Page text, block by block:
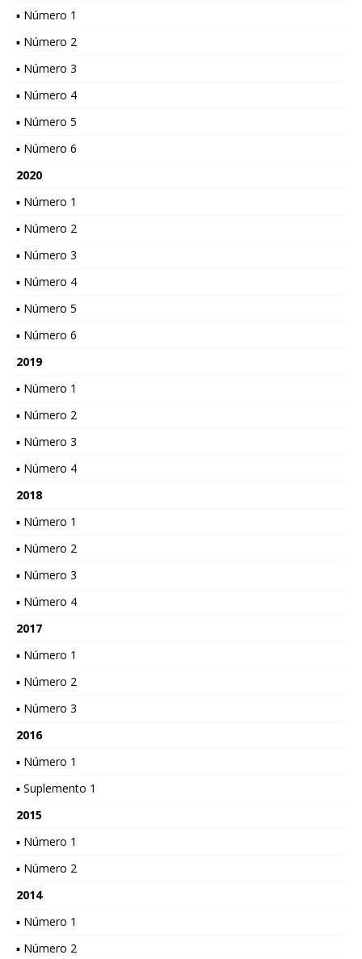
▪ Número 1
▪ Número 2
▪ Número 3
▪ Número 4
▪ Número 5
▪ Número 6
2020
▪ Número 1
▪ Número 2
▪ Número 3
▪ Número 4
▪ Número 5
▪ Número 6
2019
▪ Número 1
▪ Número 2
▪ Número 3
▪ Número 4
2018
▪ Número 1
▪ Número 2
▪ Número 3
▪ Número 4
2017
▪ Número 1
▪ Número 2
▪ Número 3
2016
▪ Número 1
▪ Suplemento 1
2015
▪ Número 1
▪ Número 2
2014
▪ Número 1
▪ Número 2